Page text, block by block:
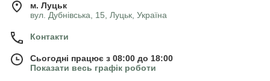
м. Луцьк
вул. Дубнівська, 15, Луцьк, Україна
Контакти
Сьогодні працює з 08:00 до 18:00
Показати весь графік роботи